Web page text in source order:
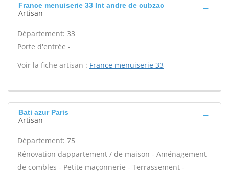
France menuiserie 33 Int andre de cubzac
Artisan
Département: 33
Porte d'entrée -
Voir la fiche artisan : France menuiserie 33
Bati azur Paris
Artisan
Département: 75
Rénovation dappartement / de maison - Aménagement
de combles - Petite maçonnerie - Terrassement -